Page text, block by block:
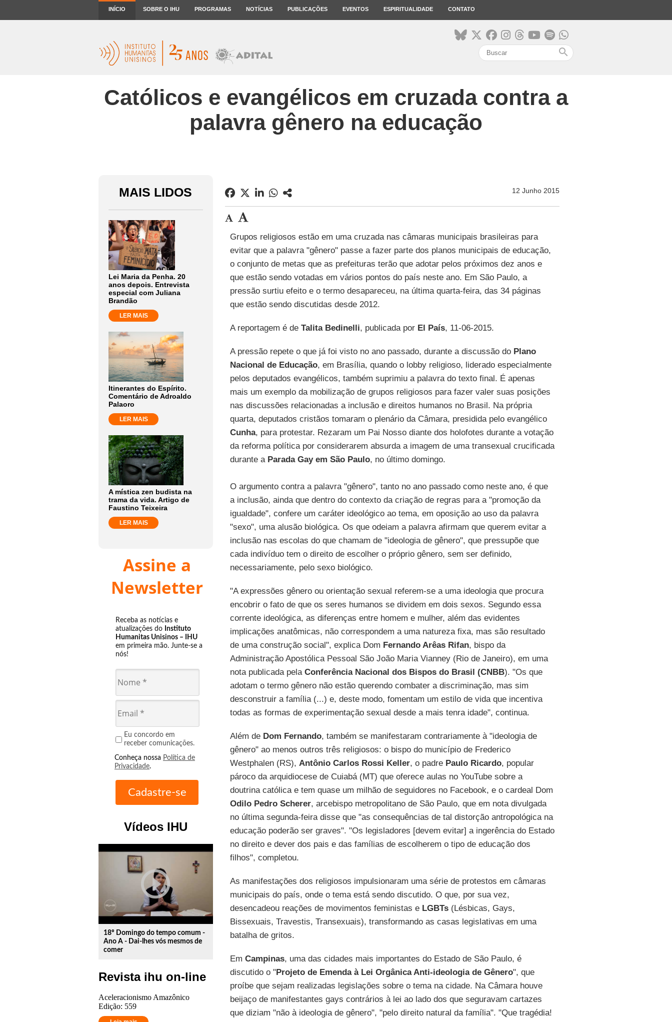
INÍCIO SOBRE O IHU PROGRAMAS NOTÍCIAS PUBLICAÇÕES EVENTOS ESPIRITUALIDADE CONTATO
search
Católicos e evangélicos em cruzada contra a
palavra gênero na educação
MAIS LIDOS
Lei Maria da Penha. 20
anos depois. Entrevista
especial com Juliana
Brandão
LER MAIS
Itinerantes do Espírito.
Comentário de Adroaldo
Palaoro
LER MAIS
A mística zen budista na
trama da vida. Artigo de
Faustino Teixeira
LER MAIS
Assine a
Newsletter
Receba as notícias e
atualizações do Instituto
Humanitas Unisinos – IHU
em primeira mão. Junte-se a
nós!
Eu concordo em
receber comunicações.
Conheça nossa Política de
Privacidade.
Vídeos IHU
play_circle_outline
18º Domingo do tempo comum -
Ano A - Dai-lhes vós mesmos de
comer
Revista ihu on-line
Aceleracionismo Amazônico
Edição: 559
12 Junho 2015
Grupos religiosos estão em uma cruzada nas câmaras municipais brasileiras para
evitar que a palavra "gênero" passe a fazer parte dos planos municipais de educação,
o conjunto de metas que as prefeituras terão que adotar pelos próximos dez anos e
que estão sendo votadas em vários pontos do país neste ano. Em São Paulo, a
pressão surtiu efeito e o termo desapareceu, na última quarta-feira, das 34 páginas
que estão sendo discutidas desde 2012.
A reportagem é de Talita Bedinelli, publicada por El País, 11-06-2015.
A pressão repete o que já foi visto no ano passado, durante a discussão do Plano
Nacional de Educação, em Brasília, quando o lobby religioso, liderado especialmente
pelos deputados evangélicos, também suprimiu a palavra do texto final. É apenas
mais um exemplo da mobilização de grupos religiosos para fazer valer suas posições
nas discussões relacionadas a inclusão e direitos humanos no Brasil. Na própria
quarta, deputados cristãos tomaram o plenário da Câmara, presidida pelo evangélico
Cunha, para protestar. Rezaram um Pai Nosso diante dos holofotes durante a votação
da reforma política por considerarem absurda a imagem de uma transexual crucificada
durante a Parada Gay em São Paulo, no último domingo.
O argumento contra a palavra "gênero", tanto no ano passado como neste ano, é que
a inclusão, ainda que dentro do contexto da criação de regras para a "promoção da
igualdade", confere um caráter ideológico ao tema, em oposição ao uso da palavra
"sexo", uma alusão biológica. Os que odeiam a palavra afirmam que querem evitar a
inclusão nas escolas do que chamam de "ideologia de gênero", que pressupõe que
cada indivíduo tem o direito de escolher o próprio gênero, sem ser definido,
necessariamente, pelo sexo biológico.
"A expressões gênero ou orientação sexual referem-se a uma ideologia que procura
encobrir o fato de que os seres humanos se dividem em dois sexos. Segundo essa
corrente ideológica, as diferenças entre homem e mulher, além das evidentes
implicações anatômicas, não correspondem a uma natureza fixa, mas são resultado
de uma construção social", explica Dom Fernando Arêas Rifan, bispo da
Administração Apostólica Pessoal São João Maria Vianney (Rio de Janeiro), em uma
nota publicada pela Conferência Nacional dos Bispos do Brasil (CNBB). "Os que
adotam o termo gênero não estão querendo combater a discriminação, mas sim
desconstruir a família (...) e, deste modo, fomentam um estilo de vida que incentiva
todas as formas de experimentação sexual desde a mais tenra idade", continua.
Além de Dom Fernando, também se manifestaram contrariamente à "ideologia de
gênero" ao menos outros três religiosos: o bispo do município de Frederico
Westphalen (RS), Antônio Carlos Rossi Keller, o padre Paulo Ricardo, popular
pároco da arquidiocese de Cuiabá (MT) que oferece aulas no YouTube sobre a
doutrina católica e tem quase um milhão de seguidores no Facebook, e o cardeal Dom
Odilo Pedro Scherer, arcebispo metropolitano de São Paulo, que em nota divulgada
no última segunda-feira disse que "as consequências de tal distorção antropológica na
educação poderão ser graves". "Os legisladores [devem evitar] a ingerência do Estado
no direito e dever dos pais e das famílias de escolherem o tipo de educação dos
filhos", completou.
As manifestações dos religiosos impulsionaram uma série de protestos em câmaras
municipais do país, onde o tema está sendo discutido. O que, por sua vez,
desencadeou reações de movimentos feministas e LGBTs(Lésbicas, Gays,
Bissexuais, Travestis, Transexuais), transformando as casas legislativas em uma
batalha de gritos.
Em Campinas, uma das cidades mais importantes do Estado de São Paulo, é
discutido o "Projeto de Emenda à Lei Orgânica Anti-ideologia de Gênero", que
proíbe que sejam realizadas legislações sobre o tema na cidade. Na Câmara houve
beijaço de manifestantes gays contrários à lei ao lado dos que seguravam cartazes
que diziam "não à ideologia de gênero", "pelo direito natural da família". "Que tragédia!